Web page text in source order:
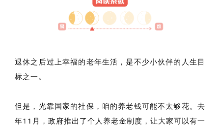
退休之后过上幸福的老年生活，是不少小伙伴的人生目
标之一。
但是，光靠国家的社保，咱的养老钱可能不太够花。去
年11月，政府推出了个人养老金制度，让大家可以有一